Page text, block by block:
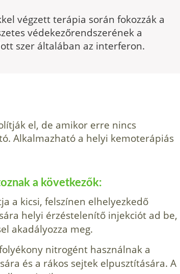
végzett terápia során fokozzák a
védekezőrendszerének a
szer általában az interferon.
el, de amikor erre nincs
Alkalmazható a helyi kemoterápiás
a következők:
a kicsi, felszínen elhelyezkedő
helyi érzéstelenítő injekciót ad be,
akadályozza meg.
nitrogént használnak a
és a rákos sejtek elpusztítására. A